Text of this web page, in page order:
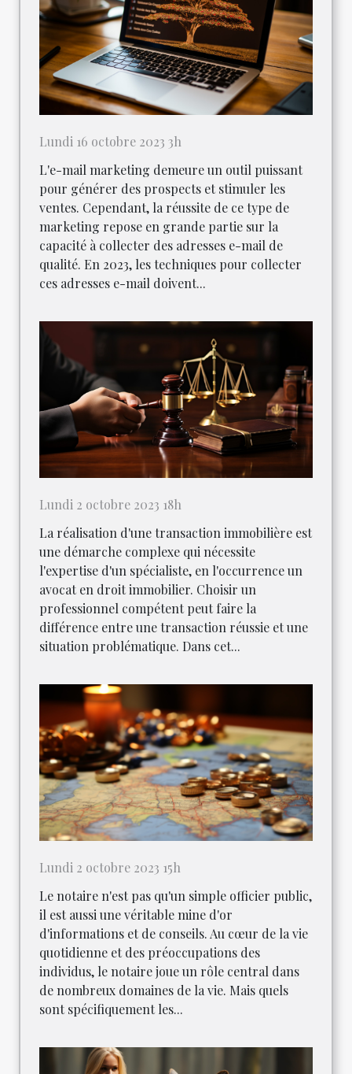
Lundi 16 octobre 2023 3h
L'e-mail marketing demeure un outil puissant
pour générer des prospects et stimuler les
ventes. Cependant, la réussite de ce type de
marketing repose en grande partie sur la
capacité à collecter des adresses e-mail de
qualité. En 2023, les techniques pour collecter
ces adresses e-mail doivent...
Lundi 2 octobre 2023 18h
La réalisation d'une transaction immobilière est
une démarche complexe qui nécessite
l'expertise d'un spécialiste, en l'occurrence un
avocat en droit immobilier. Choisir un
professionnel compétent peut faire la
différence entre une transaction réussie et une
situation problématique. Dans cet...
Lundi 2 octobre 2023 15h
Le notaire n'est pas qu'un simple officier public,
il est aussi une véritable mine d'or
d'informations et de conseils. Au cœur de la vie
quotidienne et des préoccupations des
individus, le notaire joue un rôle central dans
de nombreux domaines de la vie. Mais quels
sont spécifiquement les...